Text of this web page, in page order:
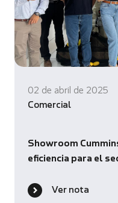
02 de abril de 2025
Comercial
Showroom
eficiencia para el
Ver nota